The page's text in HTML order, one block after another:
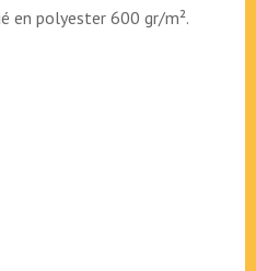
en polyester 600 gr/m².